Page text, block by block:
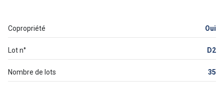
Copropriété Oui
Lot n° D2
Nombre de lots 35